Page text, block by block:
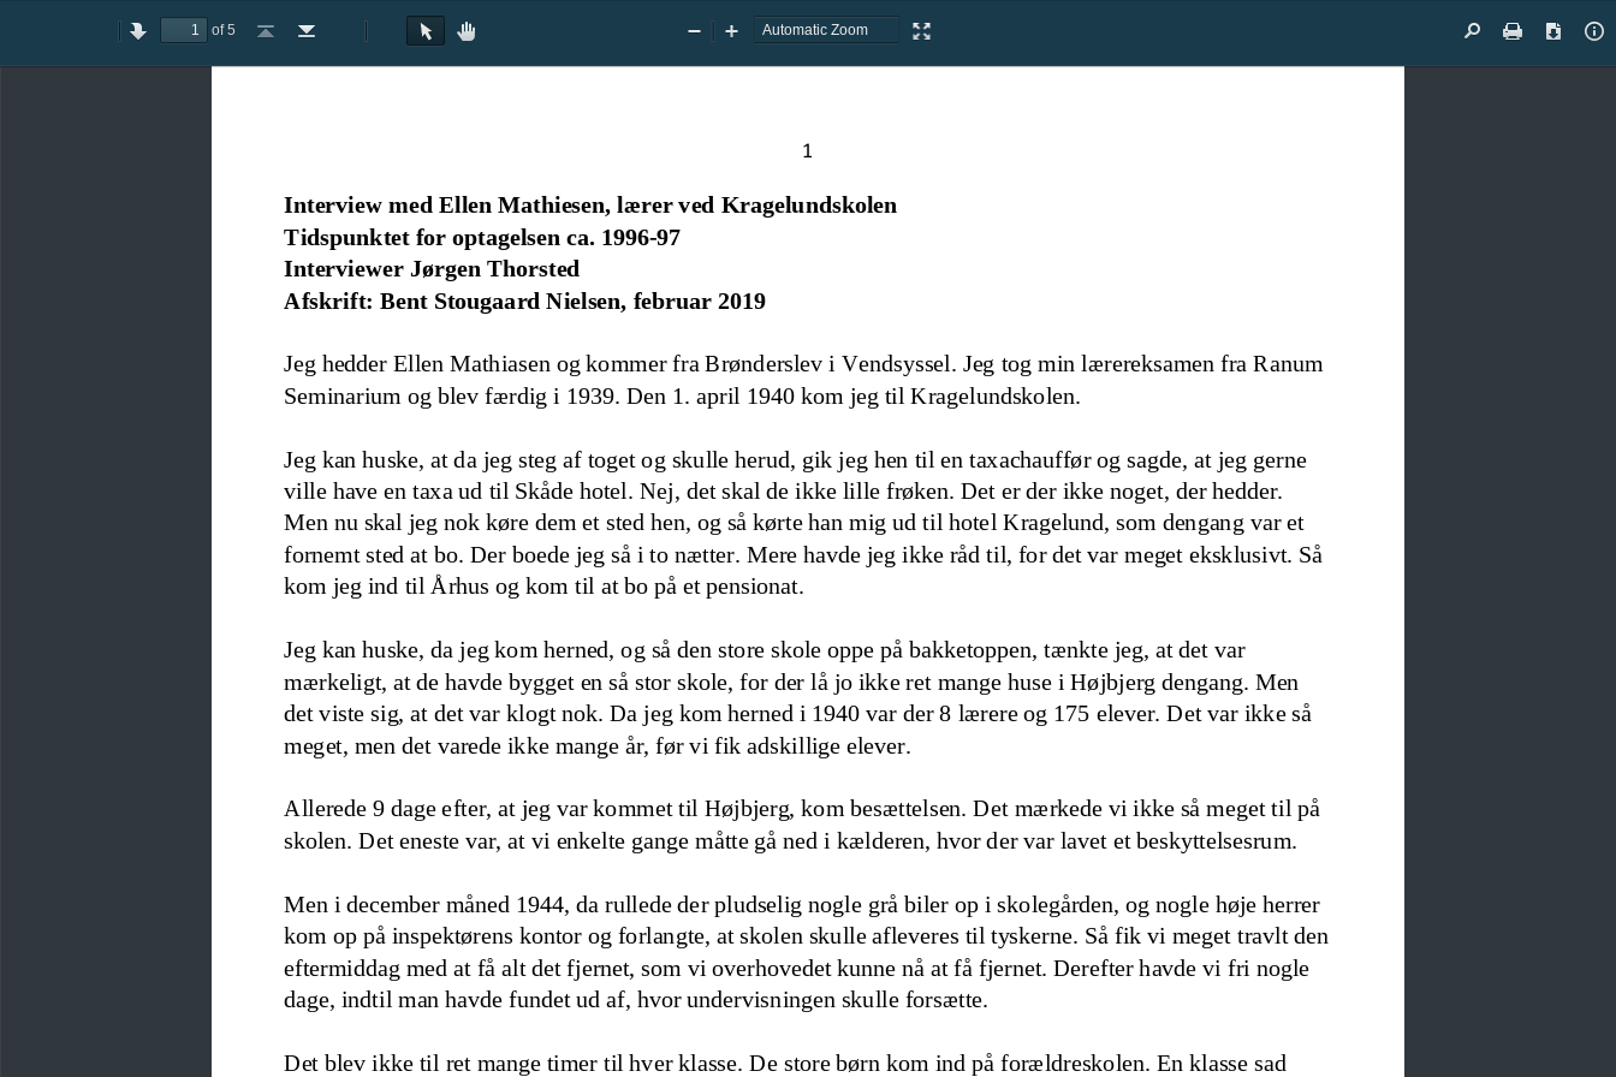
PreviousNext
of 5
Go
Go
Rotate
RotateText
Hand
Find Print
ZoomZoom
Presentation
1
Interview med Ellen Mathiesen, lærer ved Kragelundskolen
Tidspunktet for optagelsen ca. 1996-97
Interviewer Jørgen Thorsted
Afskrift: Bent Stougaard Nielsen, februar 2019
Jeg hedder Ellen Mathiasen og kommer fra Brønderslev i Vendsyssel. Jeg tog min lærereksamen fra Ranum
Seminarium og blev færdig i 1939. Den 1. april 1940 kom jeg til Kragelundskolen.
Jeg kan huske, at da jeg steg af toget og skulle herud, gik jeg hen til en taxachauffør og sagde, at jeg gerne
ville have en taxa ud til Skåde hotel. Nej, det skal de ikke lille frøken. Det er der ikke noget, der hedder.
Men nu skal jeg nok køre dem et sted hen, og så kørte han mig ud til hotel Kragelund, som dengang var et
fornemt sted at bo. Der boede jeg så i to nætter. Mere havde jeg ikke råd til, for det var meget eksklusivt. Så
kom jeg ind til Århus og kom til at bo på et pensionat.
Jeg kan huske, da jeg kom herned, og så den store skole oppe på bakketoppen, tænkte jeg, at det var
mærkeligt, at de havde bygget en så stor skole, for der lå jo ikke ret mange huse i Højbjerg dengang. Men
det viste sig, at det var klogt nok. Da jeg kom herned i 1940 var der 8 lærere og 175 elever. Det var ikke så
meget, men det varede ikke mange år, før vi fik adskillige elever.
Allerede 9 dage efter, at jeg var kommet til Højbjerg, kom besættelsen. Det mærkede vi ikke så meget til på
skolen. Det eneste var, at vi enkelte gange måtte gå ned i kælderen, hvor der var lavet et beskyttelsesrum.
Men i december måned 1944, da rullede der pludselig nogle grå biler op i skolegården og nogle høje herrer
kom op på inspektørens kontor og forlangte, at skolen skulle afleveres til tyskerne. Så fik vi meget travlt den
eftermiddag med at få alt det fjernet, som vi overhovedet kunne nå at få fjernet. Derefter havde vi fri nogle
dage, indtil man havde fundet ud af, hvor undervisningen skulle forsætte.
Det blev ikke til ret mange timer til hver klasse. De store børn kom ind på forældreskolen. En klasse sad